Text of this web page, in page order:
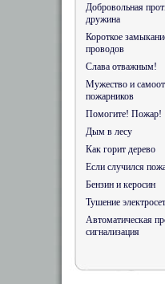
Добровольная
дружина
Короткое
проводов
Слава отважным!
Мужество и
пожарников
Помогите! Пожар!
Дым в лесу
Как горит дерево
Если случился
Бензин и керосин
Тушение
Автоматическая
сигнализация